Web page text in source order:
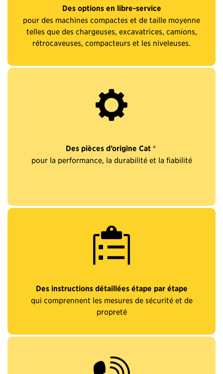
Des options en libre-service
pour des machines compactes et de taille moyenne
telles que des chargeuses, excavatrices, camions,
rétrocaveuses, compacteurs et les niveleuses.
Des pièces d’origine Cat ®
pour la performance, la durabilité et la fiabilité
Des instructions détaillées étape par étape
qui comprennent les mesures de sécurité et de
propreté